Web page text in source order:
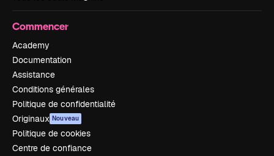
Commencer
Academy
Documentation
Assistance
Conditions générales
Politique de confidentialité
Originaux Nouveau
Politique de cookies
Centre de confiance